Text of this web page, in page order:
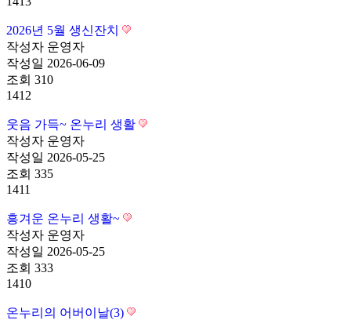
2026년 5월 생신잔치
작성자 운영자
작성일 2026-06-09
조회 310
1412
웃음 가득~ 온누리 생활
작성자 운영자
작성일 2026-05-25
조회 335
1411
흥겨운 온누리 생활~
작성자 운영자
작성일 2026-05-25
조회 333
1410
온누리의 어버이날(3)